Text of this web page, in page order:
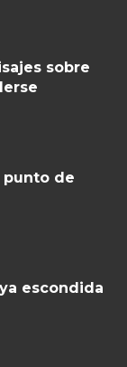
sobre
punto de
escondida